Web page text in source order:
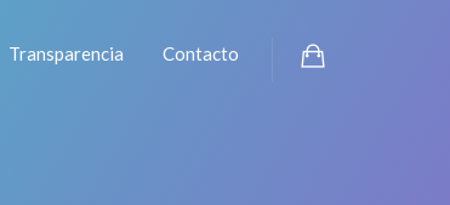
Transparencia Contacto